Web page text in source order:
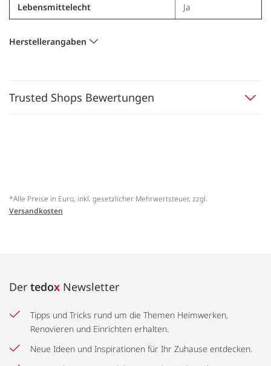
Lebensmittelecht Ja
Herstellerangaben
Trusted Shops Bewertungen
*Alle Preise in Euro, inkl. gesetzlicher Mehrwertsteuer, zzgl.
Versandkosten
Der tedox Newsletter
Tipps und Tricks rund um die Themen Heimwerken,
Renovieren und Einrichten erhalten.
Neue Ideen und Inspirationen für Ihr Zuhause entdecken.